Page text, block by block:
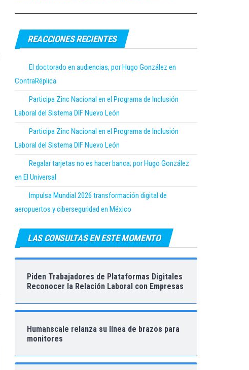
REACCIONES RECIENTES
El doctorado en audiencias, por Hugo González en
ContraRéplica
Participa Zinc Nacional en el Programa de Inclusión
Laboral del Sistema DIF Nuevo León
Participa Zinc Nacional en el Programa de Inclusión
Laboral del Sistema DIF Nuevo León
Regalar tarjetas no es hacer banca; por Hugo González
en El Universal
Impulsa Mundial 2026 transformación digital de
aeropuertos y ciberseguridad en México
LAS CONSULTAS EN ESTE MOMENTO
Piden Trabajadores de Plataformas Digitales
Reconocer la Relación Laboral con Empresas
Humanscale relanza su línea de brazos para
monitores